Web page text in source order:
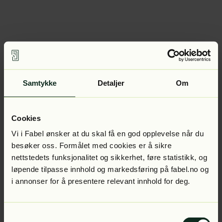
Samtykke Detaljer Om
Cookies
Vi i Fabel ønsker at du skal få en god opplevelse når du
besøker oss. Formålet med cookies er å sikre
nettstedets funksjonalitet og sikkerhet, føre statistikk, og
løpende tilpasse innhold og markedsføring på fabel.no og
i annonser for å presentere relevant innhold for deg.